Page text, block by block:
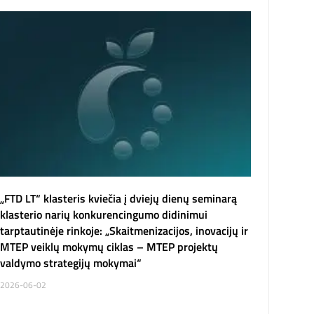
„FTD LT“ klasteris kviečia į dviejų dienų seminarą
klasterio narių konkurencingumo didinimui
tarptautinėje rinkoje: „Skaitmenizacijos, inovacijų ir
MTEP veiklų mokymų ciklas – MTEP projektų
valdymo strategijų mokymai“
2026-06-02